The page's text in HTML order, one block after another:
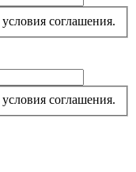
соглашения.
соглашения.